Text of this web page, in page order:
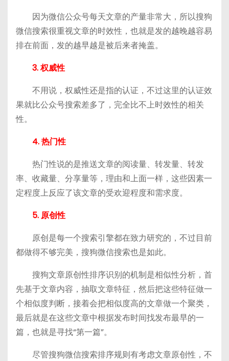
因为微信公众号每天文章的产量非常大，所以搜狗
微信搜索很重视文章的时效性，也就是发的越晚越容易
排在前面，发的越早越是被后来者掩盖。
3. 权威性
不用说，权威性还是指的认证，不过这里的认证效
果就比公众号搜索差多了，完全比不上时效性的相关
性。
4. 热门性
热门性说的是推送文章的阅读量、转发量、转发
率、收藏量、分享量等，理由和上面一样，这些因素一
定程度上反应了该文章的受欢迎程度和需求度。
5. 原创性
原创是每一个搜索引擎都在致力研究的，不过目前
都做得不够完美，搜狗微信搜索也是如此。
搜狗文章原创性排序识别的机制是相似性分析，首
先基于文章内容，抽取文章特征，然后把这些特征做一
个相似度判断，接着会把相似度高的文章做一个聚类，
最后就是在这些文章中根据发布时间找发布最早的一
篇，也就是寻找“第一篇”。
尽管搜狗微信搜索排序规则有考虑文章原创性，不